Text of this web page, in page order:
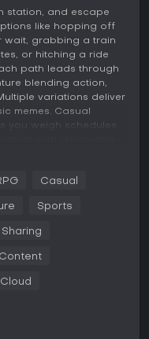
station, and escape
like hopping off
wait, grabbing a train
or hitching a ride
path leads through
blending action,
variations deliver
memes. Casual
you weigh schedules
branching results.
now we're at the train
not every one of them
looked at the
idea because he
the train station.
Casual
Sports
Sharing